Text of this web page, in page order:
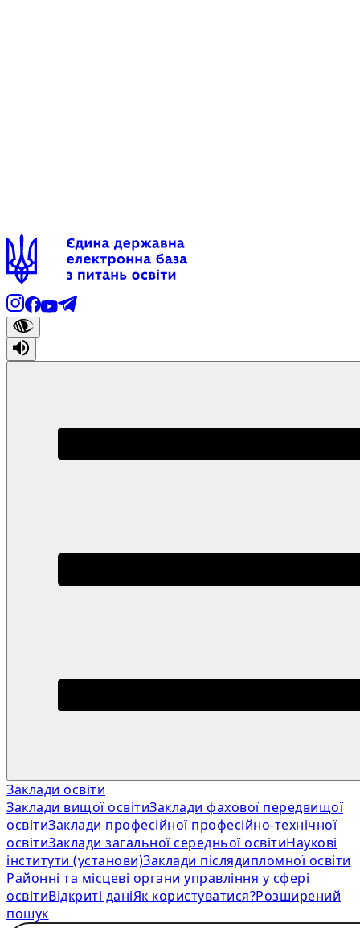
Заклади освіти
Заклади вищої освітиЗаклади фахової передвищої
освітиЗаклади професійної професійно-технічної
освітиЗаклади загальної середньої освітиНаукові
інститути (установи)Заклади післядипломної освіти
Районні та місцеві органи управління у сфері
освітиВідкриті даніЯк користуватися?Розширений
пошук